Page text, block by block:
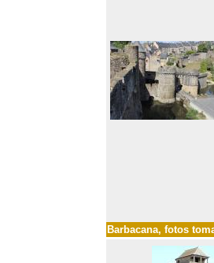
Barbacana, fotos